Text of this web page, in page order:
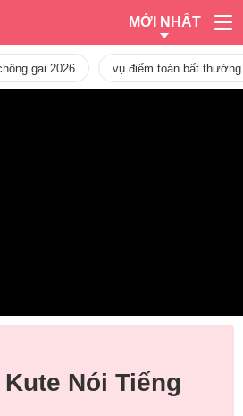
MỚI NHẤT
gai 2026 vụ điểm toán bất
Nói Tiếng